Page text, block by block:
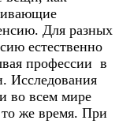
Для разных
естественно
профессии в
Исследования
во всем мире
же время. При